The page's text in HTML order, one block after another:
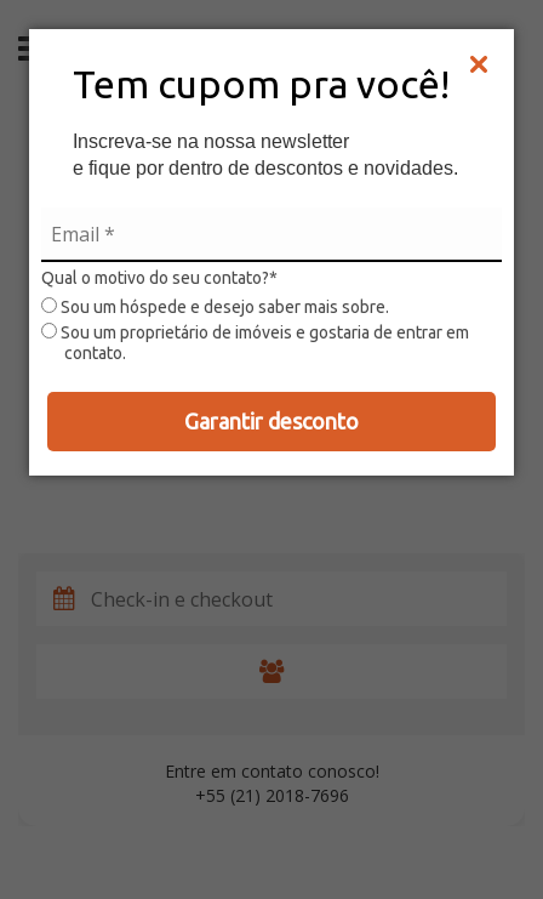
Tem cupom pra você!
Inscreva-se na nossa newsletter
e fique por dentro de descontos e novidades.
Qual o motivo do seu contato?*
Sou um hóspede e desejo saber mais sobre.
Sou um proprietário de imóveis e gostaria de entrar em
contato.
Garantir desconto
Entre em contato conosco!
+55 (21) 2018-7696